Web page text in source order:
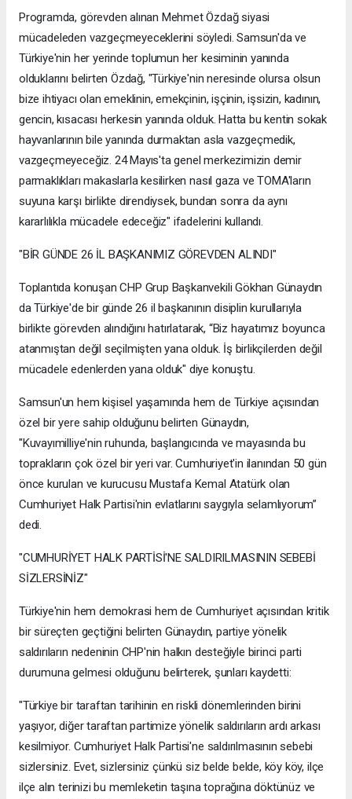
Programda, görevden alınan Mehmet Özdağ siyasi
mücadeleden vazgeçmeyeceklerini söyledi. Samsun'da ve
Türkiye'nin her yerinde toplumun her kesiminin yanında
olduklarını belirten Özdağ, "Türkiye'nin neresinde olursa olsun
bize ihtiyacı olan emeklinin, emekçinin, işçinin, işsizin, kadının,
gencin, kısacası herkesin yanında olduk. Hatta bu kentin sokak
hayvanlarının bile yanında durmaktan asla vazgeçmedik,
vazgeçmeyeceğiz. 24 Mayıs'ta genel merkezimizin demir
parmaklıkları makaslarla kesilirken nasıl gaza ve TOMA'ların
suyuna karşı birlikte direndiysek, bundan sonra da aynı
kararlılıkla mücadele edeceğiz" ifadelerini kullandı.
"BİR GÜNDE 26 İL BAŞKANIMIZ GÖREVDEN ALINDI"
Toplantıda konuşan CHP Grup Başkanvekili Gökhan Günaydın
da Türkiye'de bir günde 26 il başkanının disiplin kurullarıyla
birlikte görevden alındığını hatırlatarak, “Biz hayatımız boyunca
atanmıştan değil seçilmişten yana olduk. İş birlikçilerden değil
mücadele edenlerden yana olduk" diye konuştu.
Samsun'un hem kişisel yaşamında hem de Türkiye açısından
özel bir yere sahip olduğunu belirten Günaydın,
"Kuvayımilliye'nin ruhunda, başlangıcında ve mayasında bu
toprakların çok özel bir yeri var. Cumhuriyet'in ilanından 50 gün
önce kurulan ve kurucusu Mustafa Kemal Atatürk olan
Cumhuriyet Halk Partisi'nin evlatlarını saygıyla selamlıyorum”
dedi.
"CUMHURİYET HALK PARTİSİ'NE SALDIRILMASININ SEBEBİ
SİZLERSİNİZ"
Türkiye'nin hem demokrasi hem de Cumhuriyet açısından kritik
bir süreçten geçtiğini belirten Günaydın, partiye yönelik
saldırıların nedeninin CHP'nin halkın desteğiyle birinci parti
durumuna gelmesi olduğunu belirterek, şunları kaydetti:
"Türkiye bir taraftan tarihinin en riskli dönemlerinden birini
yaşıyor, diğer taraftan partimize yönelik saldırıların ardı arkası
kesilmiyor. Cumhuriyet Halk Partisi'ne saldırılmasının sebebi
sizlersiniz. Evet, sizlersiniz çünkü siz belde belde, köy köy, ilçe
ilçe alın terinizi bu memleketin taşına toprağına döktünüz ve